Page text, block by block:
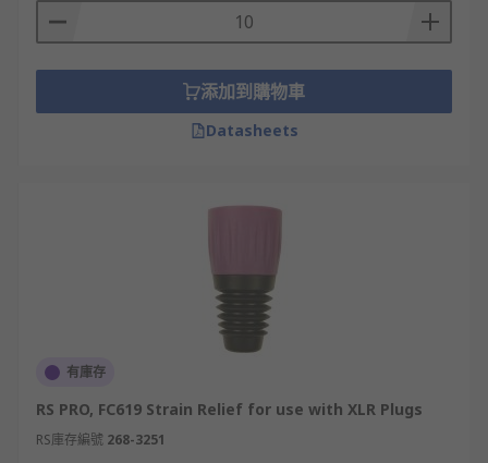
添加到購物車
Datasheets
有庫存
RS PRO, FC619 Strain Relief for use with XLR Plugs
RS庫存編號 268-3251